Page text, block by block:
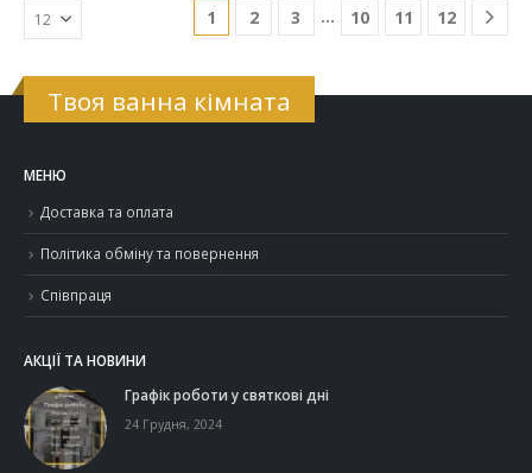
1 2 3 … 10 11 12
Твоя ванна кімната
МЕНЮ
Доставка та оплата
Політика обміну та повернення
Співпраця
АКЦІЇ ТА НОВИНИ
Графік роботи у святкові дні
24 Грудня, 2024